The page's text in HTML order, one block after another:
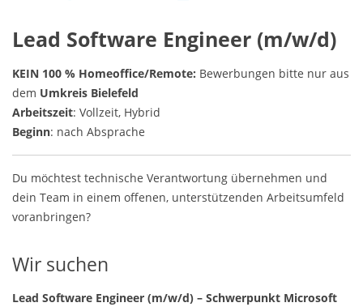
Lead Software Engineer (m/w/d)
KEIN 100 % Homeoffice/Remote: Bewerbungen bitte nur aus
dem Umkreis Bielefeld
Arbeitszeit: Vollzeit, Hybrid
Beginn: nach Absprache
Du möchtest technische Verantwortung übernehmen und
dein Team in einem offenen, unterstützenden Arbeitsumfeld
voranbringen?
Wir suchen
Lead Software Engineer (m/w/d) – Schwerpunkt Microsoft